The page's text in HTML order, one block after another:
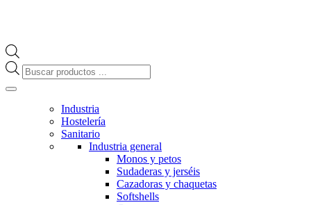
Búsqueda
de
Industria
Hostelería
Sanitario
Industria general
Monos y petos
Sudaderas y jerséis
Cazadoras y chaquetas
Softshells